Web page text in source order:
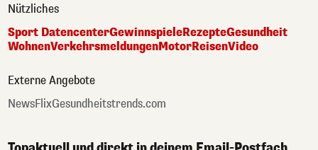
Nützliches
Sport DatencenterGewinnspieleRezepteGesundheit
WohnenVerkehrsmeldungenMotorReisenVideo
Externe Angebote
NewsFlixGesundheitstrends.com